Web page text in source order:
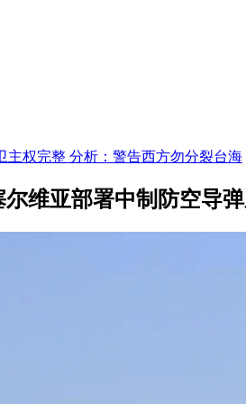
主权完整 分析：警告西方勿分裂台海
尔维亚部署中制防空导